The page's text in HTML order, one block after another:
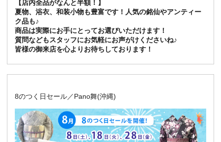
【店内全品がなんと半額！】
夏物、浴衣、和装小物も豊富です！人気の銘仙やアンティー
ク品も♪
商品は実際にお手にとってお選びいただけます！
質問などもスタッフにお気軽にお声がけくださいね♪
皆様の御来店を心よりお待ちしております！
8のつく日セール／Pano舞(沖縄)